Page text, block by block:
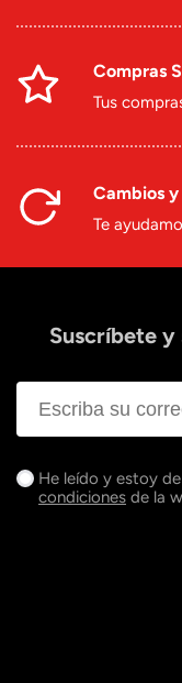
Compras
Tus
Cambios
Te
Suscríbete
He leído y estoy
condiciones de la